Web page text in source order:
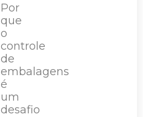
Por
que
o
controle
de
embalagens
é
um
desafio